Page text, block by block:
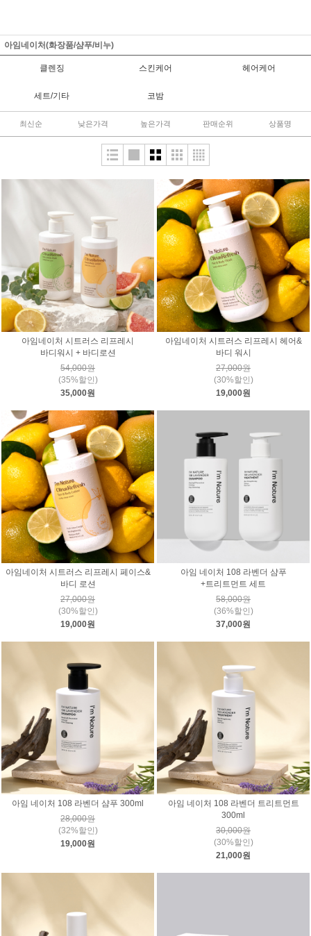
아임네이처(화장품/샴푸/비누)
클렌징 스킨케어 헤어케어
세트/기타 코밤
최신순 낮은가격 높은가격 판매순위 상품명
아임네이처 시트러스 리프레시
바디워시 + 바디로션
54,000원
(35%할인)
35,000원
아임네이처 시트러스 리프레시 헤어&
바디 워시
27,000원
(30%할인)
19,000원
아임네이처 시트러스 리프레시 페이스&
바디 로션
27,000원
(30%할인)
19,000원
아임 네이처 108 라벤더 샴푸
+트리트먼트 세트
58,000원
(36%할인)
37,000원
아임 네이처 108 라벤더 샴푸 300ml
28,000원
(32%할인)
19,000원
아임 네이처 108 라벤더 트리트먼트
300ml
30,000원
(30%할인)
21,000원